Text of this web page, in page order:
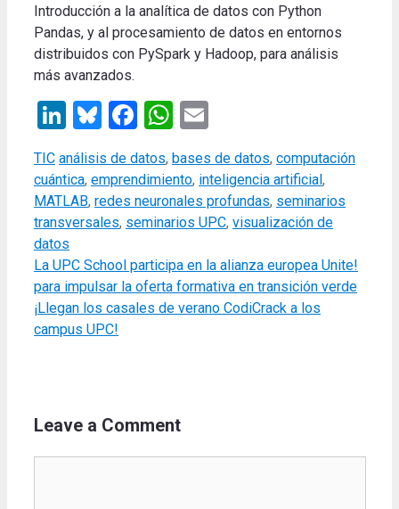
Introducción a la analítica de datos con Python
Pandas, y al procesamiento de datos en entornos
distribuidos con PySpark y Hadoop, para análisis
más avanzados.
LinkedIn
Bluesky
Facebook
WhatsApp
Categories
TIC Tags
análisis de datos, bases de datos, computación
cuántica, emprendimiento, inteligencia artificial ,
MATLAB, redes neuronales profundas, seminarios
transversales, seminarios UPC, visualización de
datos
La UPC School participa en la alianza europea Unite!
para impulsar la oferta formativa en transición verde
¡Llegan los casales de verano CodiCrack a los
campus UPC!
Leave a Comment